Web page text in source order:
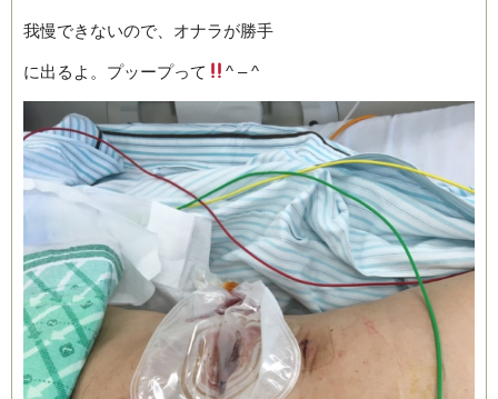
我慢できないので、オナラが勝手
に出るよ。プッープって ^ – ^